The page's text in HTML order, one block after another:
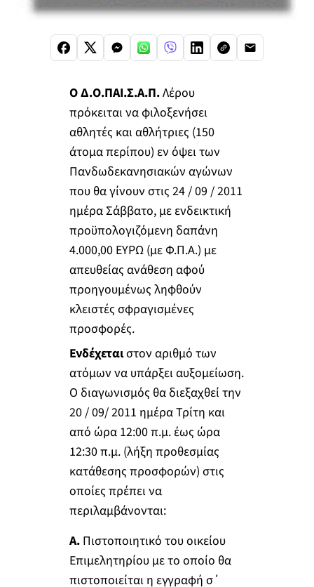
Ο Δ.Ο.ΠΑΙ.Σ.Α.Π.Λέρου
πρόκειται να φιλοξενήσει
αθλητές και αθλήτριες (150
άτομα περίπου) εν όψει των
Πανδωδεκανησιακών αγώνων
που θα γίνουν στις 24 / 09 / 2011
ημέρα Σάββατο, με ενδεικτική
προϋπολογιζόμενη δαπάνη
4.000,00 ΕΥΡΩ (με Φ.Π.Α.) με
απευθείας ανάθεση αφού
προηγουμένως ληφθούν
κλειστές σφραγισμένες
προσφορές.
Ενδέχεταιστον αριθμό των
ατόμων να υπάρξει αυξομείωση.
Ο διαγωνισμός θα διεξαχθεί την
20 / 09/ 2011 ημέρα Τρίτη και
από ώρα 12:00 π.μ. έως ώρα
12:30 π.μ. (λήξη προθεσμίας
κατάθεσης προσφορών) στις
οποίες πρέπει να
περιλαμβάνονται:
Α.Πιστοποιητικό του οικείου
Επιμελητηρίου με το οποίο θα
πιστοποιείται η εγγραφή σ΄